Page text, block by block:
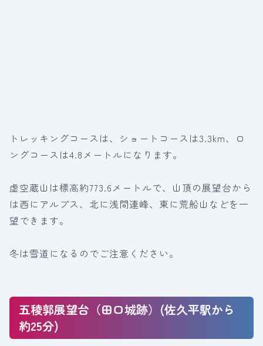
トレッキングコースは、ショートコースは3.3km、ロ
ングコースは4.8メートルになります。
虚空蔵山は標高約773.6メートルで、山頂の展望台から
は西にアルプス、北に浅間連峰、東に荒船山などを一
望できます。
冬は雪道になるのでご注意ください。
五稜郭展望台（田口城跡）(佐久平駅から
約25分)